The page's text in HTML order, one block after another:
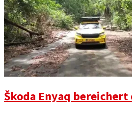
Škoda Enyaq bereichert